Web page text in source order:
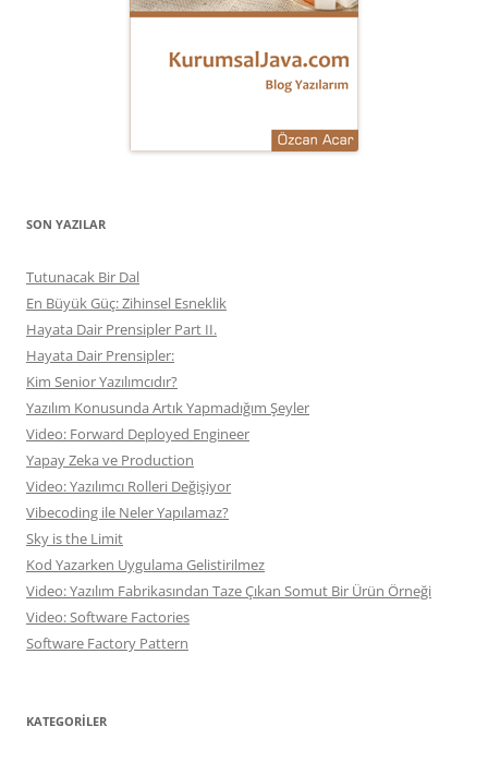
SON YAZILAR
Tutunacak Bir Dal
En Büyük Güç: Zihinsel Esneklik
Hayata Dair Prensipler Part II.
Hayata Dair Prensipler:
Kim Senior Yazılımcıdır?
Yazılım Konusunda Artık Yapmadığım Şeyler
Video: Forward Deployed Engineer
Yapay Zeka ve Production
Video: Yazılımcı Rolleri Değişiyor
Vibecoding ile Neler Yapılamaz?
Sky is the Limit
Kod Yazarken Uygulama Gelistirilmez
Video: Yazılım Fabrikasından Taze Çıkan Somut Bir Ürün Örneği
Video: Software Factories
Software Factory Pattern
KATEGORILER